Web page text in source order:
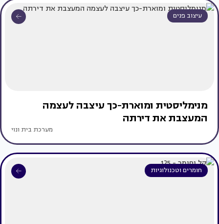
עיצוב פנים
מנימליסטית ומוארת-כך עיצבה לעצמה
המעצבת את דירתה
מערכת בית ונוי
חומרים וטכנולוגיות